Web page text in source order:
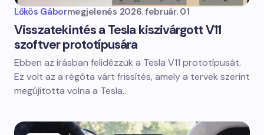
Lőkös Gábormegjelenés 2026. február. 01
Visszatekintés a Tesla kiszivárgott V11
szoftver prototípusára
Ebben az írásban felidézzük a Tesla V11 prototípusát.
Ez volt az a régóta várt frissítés, amely a tervek szerint
megújította volna a Tesla…